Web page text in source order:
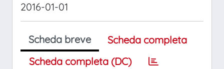
2016-01-01
Scheda breve
Scheda completa
Scheda completa (DC)